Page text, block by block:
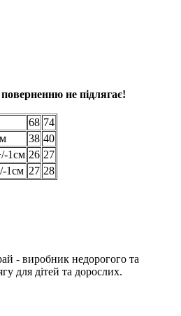
не підлягає!
68 74
38 40
1см 26 27
1см 27 28
- виробник недорогого та
для дітей та дорослих.